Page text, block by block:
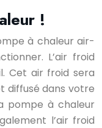
!
à chaleur air-
L’air froid
Cet air froid sera
diffusé dans votre
pompe à chaleur
l’air froid